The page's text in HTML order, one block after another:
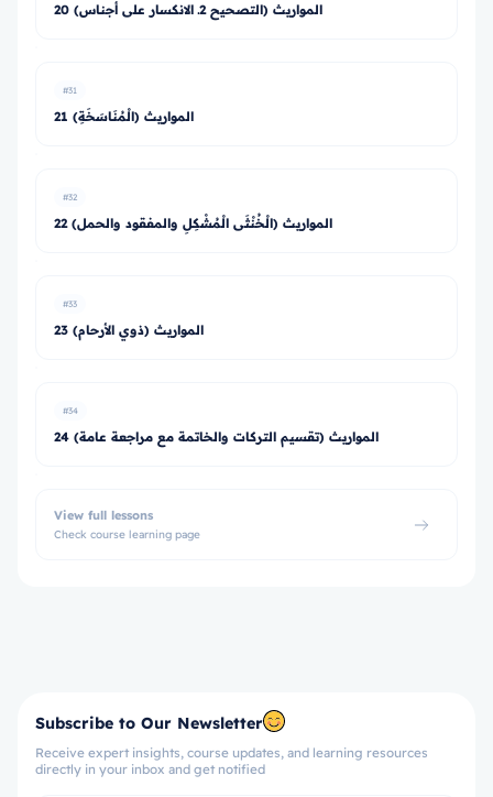
20 المواريث (التصحيح 2ـ الانكسار على أجناس)
#31
21 المواريث (الْمُنَاسَخَةِ)
#32
22 المواريث (الْخُنْثَى الْمُشْكِلِ والمفقود والحمل)
#33
23 المواريث (ذوي الأرحام)
#34
24 المواريث (تقسيم التركات والخاتمة مع مراجعة عامة)
View full lessons
Check course learning page
Subscribe to Our Newsletter
Receive expert insights, course updates, and learning resources
directly in your inbox and get notified